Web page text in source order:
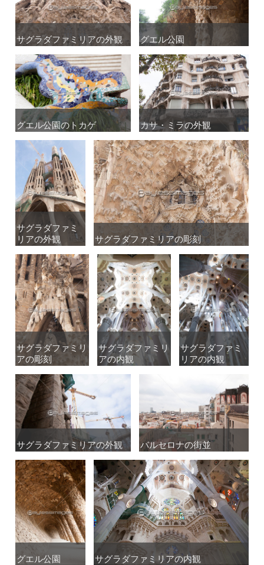
サグラダファミリアの外観
サグラダファミリアの外観 グエル公園
グエル公園
グエル公園のトカゲ
グエル公園のトカゲ カサ・ミラの外観
カサ・ミラの外観
サグラダファミ
リアの外観
サグラダファミ
リアの外観
サグラダファミリアの彫刻
サグラダファミリアの彫刻
サグラダファミリ
アの彫刻
サグラダファミリ
アの彫刻
サグラダファミリ
アの内観
サグラダファミリ
アの内観
サグラダファミ
リアの内観
サグラダファミ
リアの内観
サグラダファミリアの外観
サグラダファミリアの外観 バルセロナの街並
バルセロナの街並
グエル公園
グエル公園 サグラダファミリアの内観
サグラダファミリアの内観